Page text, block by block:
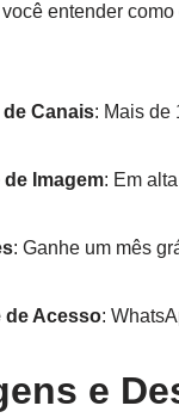
entender
Canais: Mais de
Imagem: Em
: Ganhe um mês
de Acesso:
e